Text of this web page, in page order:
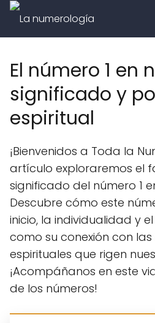
El número 1 en
significado y
espiritual
¡Bienvenidos a Toda la
artículo exploraremos el
significado del número 1
Descubre cómo este
inicio, la individualidad y
como su conexión con
espirituales que rigen
¡Acompáñanos en este
de los números!